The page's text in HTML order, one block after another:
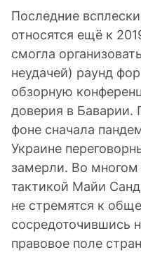
Последние
относятся ещё к
смогла
неудачей) раунд
обзорную
доверия в
фоне сначала
Украине
замерли. Во многом
тактикой Майи
не стремятся к
сосредоточившись
правовое поле